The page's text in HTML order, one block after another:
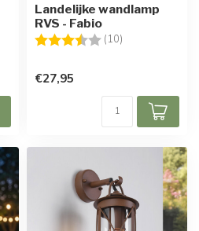
Landelijke wandlamp
RVS - Fabio
Beoordeling: (10)
€27,95